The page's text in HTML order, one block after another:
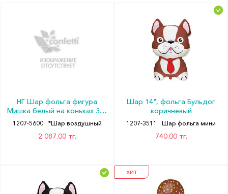
НГ Шар фольга фигура
Мишка белый на коньках 36"
91см An
1207-5600 *Шар воздушный
2 087.00 тг.
Шар 14", фольга Бульдог
коричневый
1207-3511 Шар фольга мини
740.00 тг.
ХИТ